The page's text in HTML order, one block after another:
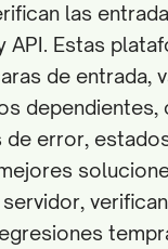
las
API. Estas
de entrada,
de error,